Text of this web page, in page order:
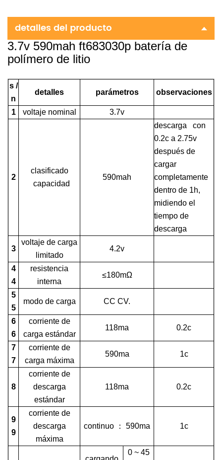
detalles del producto
3.7v 590mah ft683030p batería de
polímero de litio
s /
n
detalles parámetros observaciones
1 voltaje nominal 3.7v
2
clasificado
capacidad
590mah
descarga con
0.2c a 2.75v
después de
cargar
completamente
dentro de 1h,
midiendo el
tiempo de
descarga
3
voltaje de carga
limitado
4.2v
4
4
resistencia
interna
≤180mΩ
5
5
modo de carga CC CV.
6
6
corriente de
carga estándar
118ma 0.2c
7
7
corriente de
carga máxima
590ma 1c
8
corriente de
descarga
estándar
118ma 0.2c
9
9
corriente de
descarga
máxima
continuo ： 590ma 1c
0 ~ 45